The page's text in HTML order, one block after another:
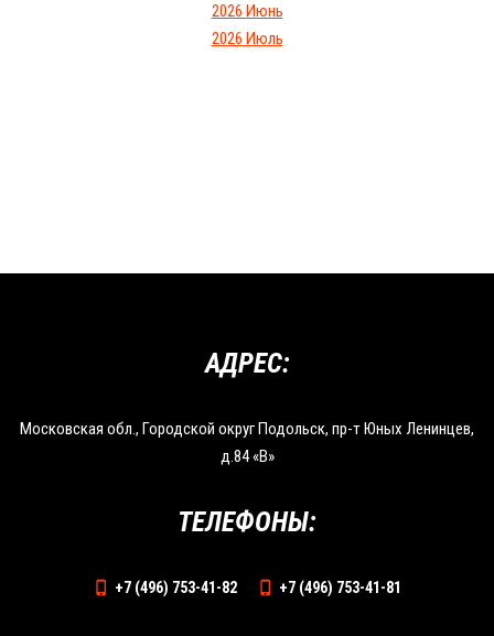
2026 Июнь
2026 Июль
АДРЕС:
Московская обл., Городской округ Подольск, пр-т Юных Ленинцев,
д.84 «В»
ТЕЛЕФОНЫ:
+7 (496) 753-41-82 +7 (496) 753-41-81